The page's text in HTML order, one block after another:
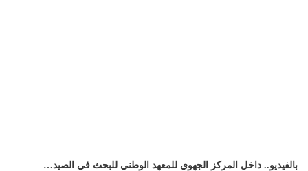
بالفيديو.. داخل المركز الجهوي للمعهد الوطني للبحث في الصيد…